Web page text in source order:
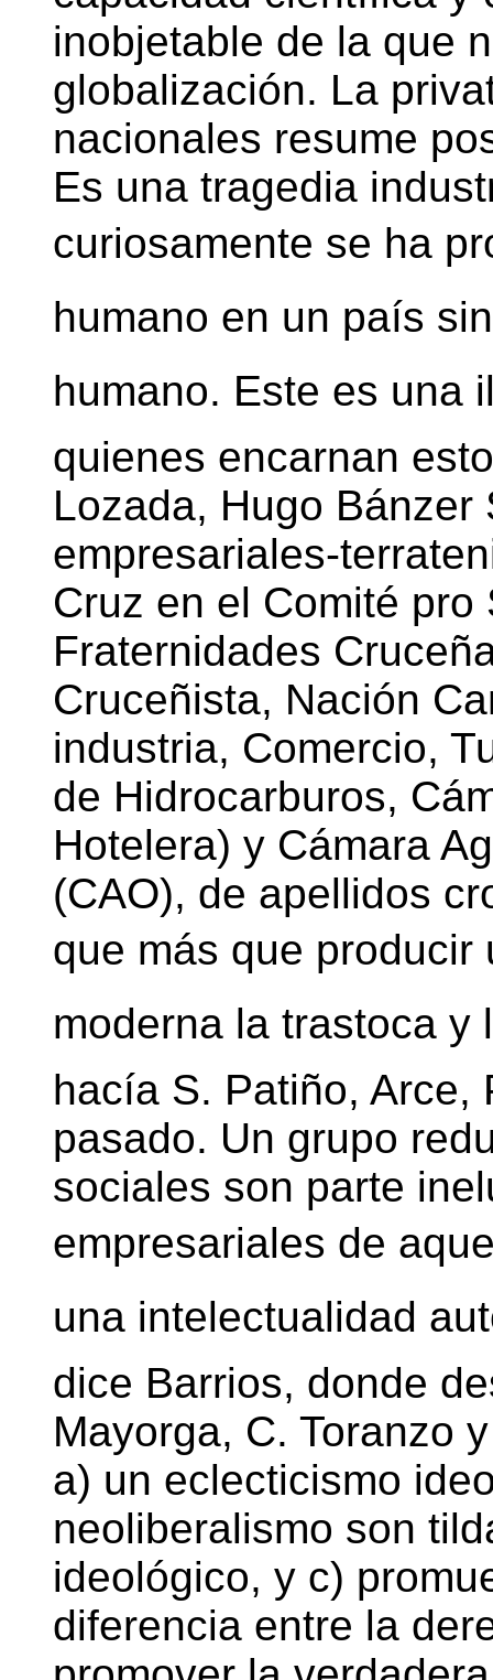
inobjetable de la que
globalización. La
nacionales resume
Es una tragedia
curiosamente se ha
humano en un país
humano. Este es
quienes encarnan
Lozada, Hugo
empresariales-
Cruz en el Comité
Fraternidades
Cruceñista, Nación
industria, Comercio,
de Hidrocarburos,
Hotelera) y Cámara
(CAO), de apellidos
que más que producir
moderna la trastoca
hacía S. Patiño, Arce,
pasado. Un grupo
sociales son parte
empresariales de
una intelectualidad
dice Barrios, donde
Mayorga, C. Toranzo
a) un eclecticismo
neoliberalismo son
ideológico, y c)
diferencia entre la